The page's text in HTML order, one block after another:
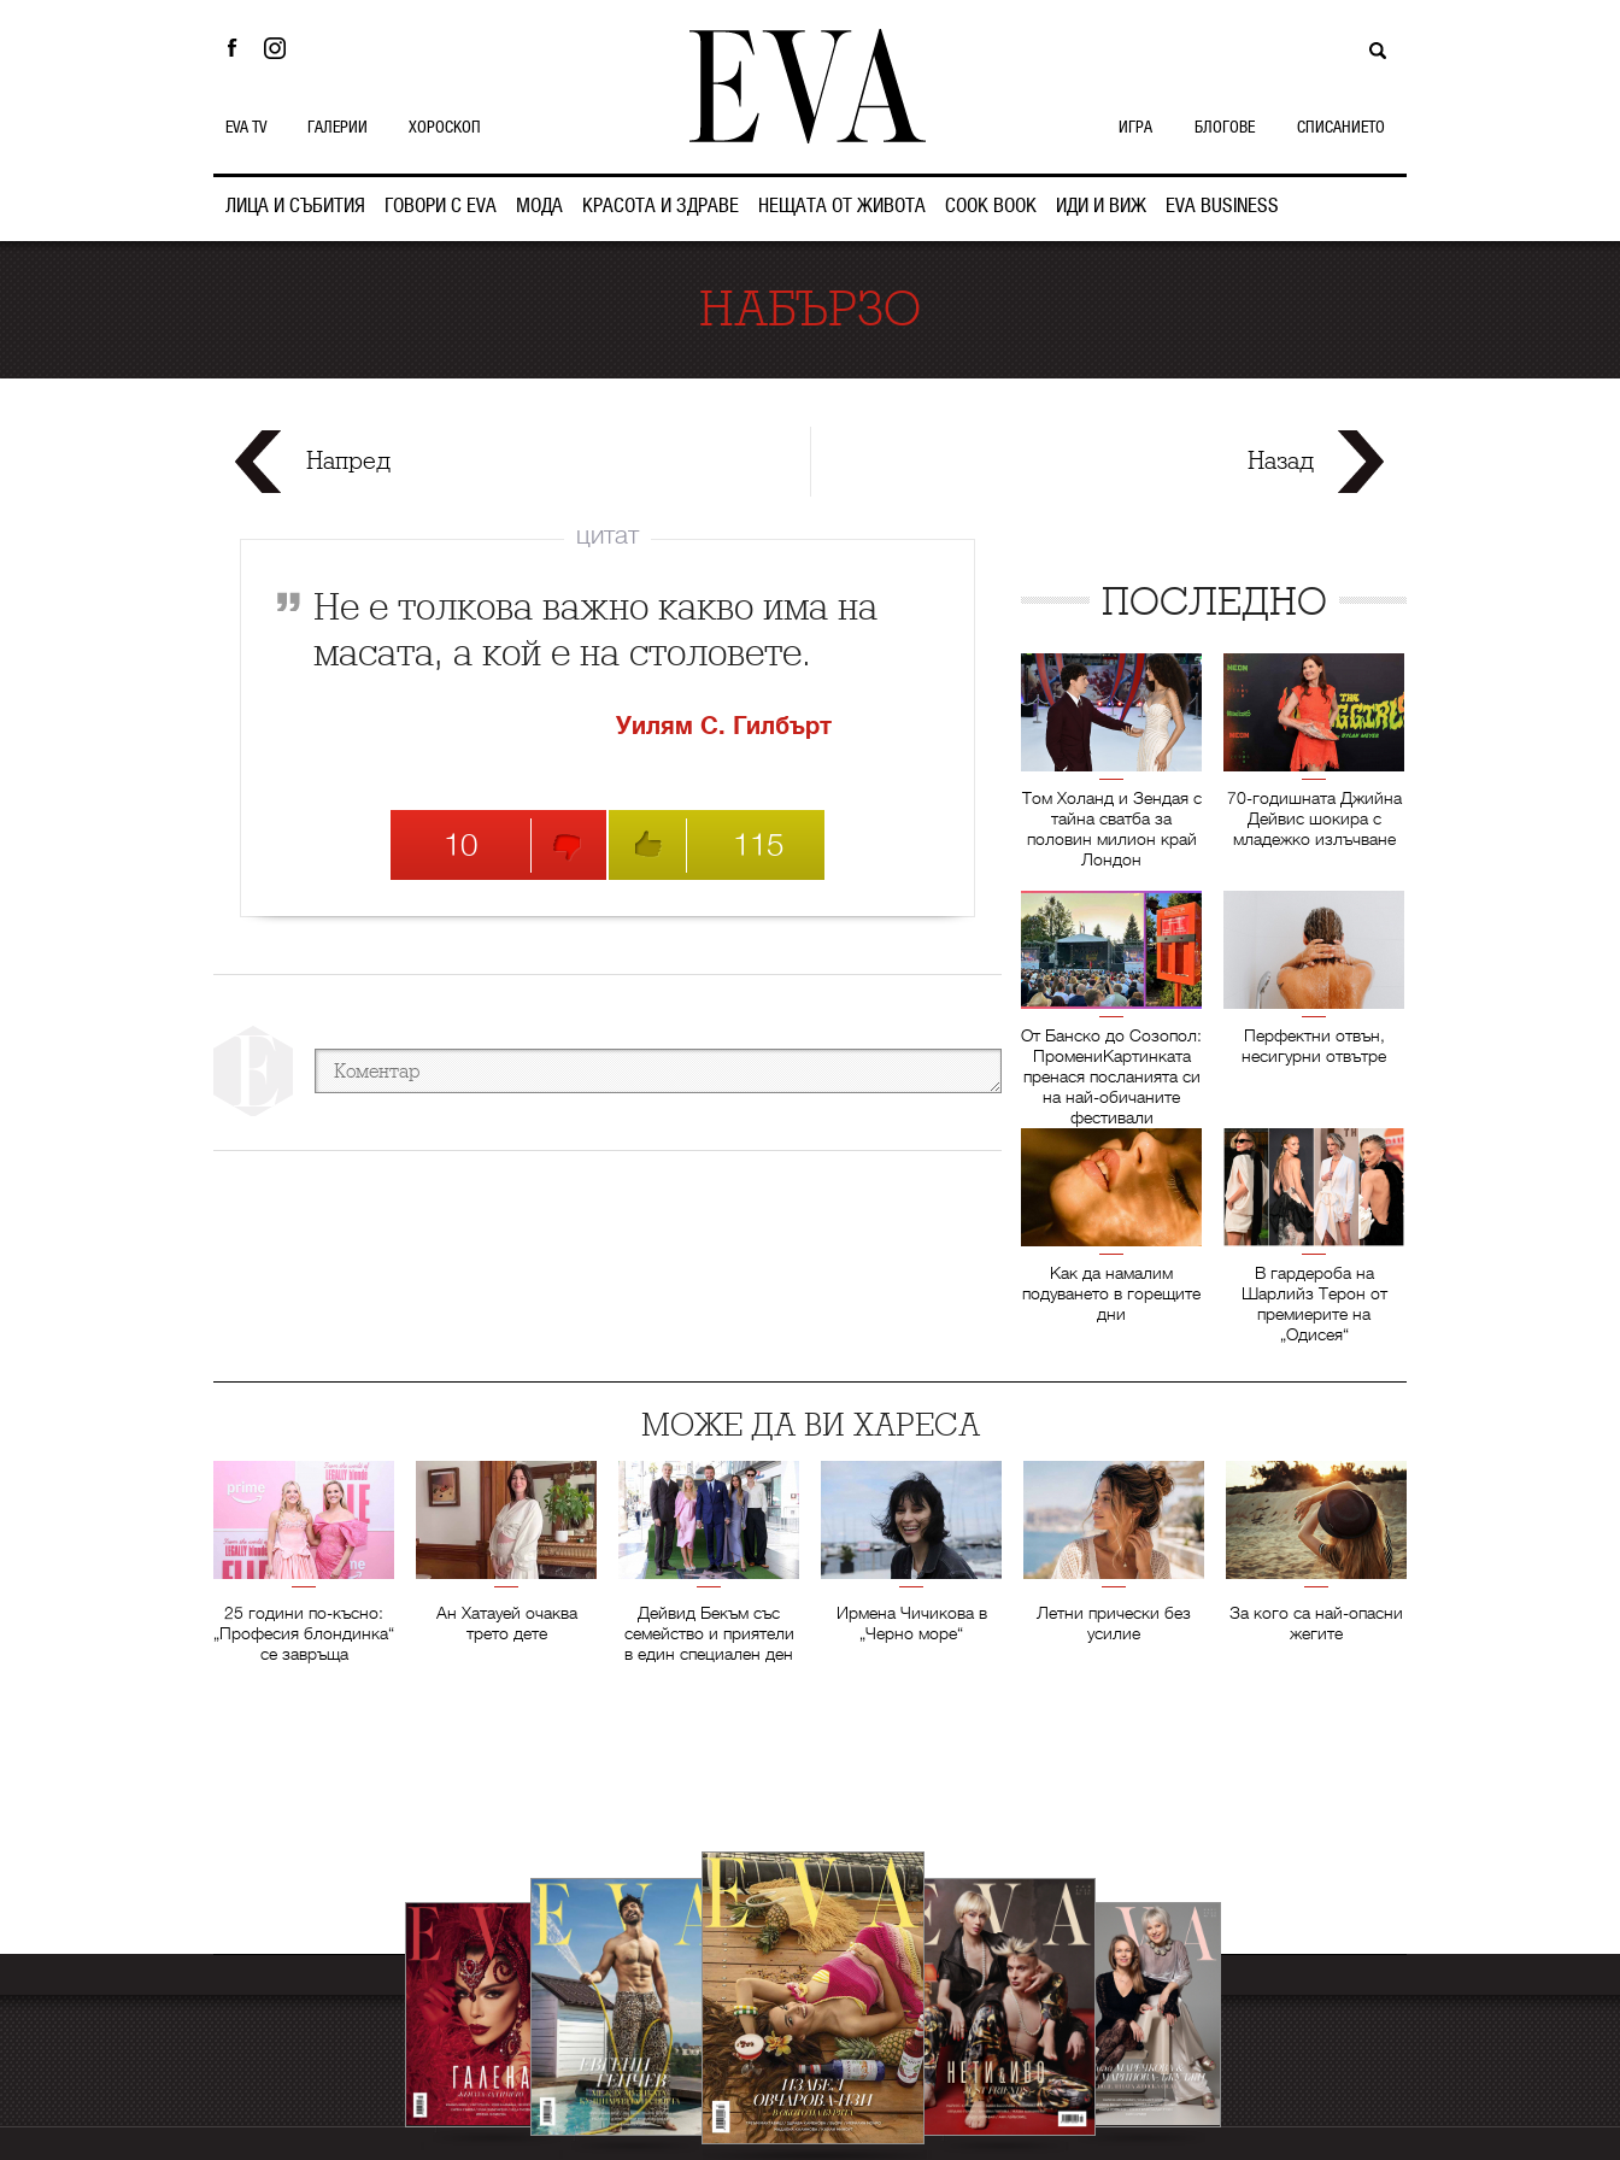
ЛИЦА И СЪБИТИЯ ГОВОРИ С EVA МОДА КРАСОТА И ЗДРАВЕ НЕЩАТА ОТ ЖИВОТА COOK BOOK ИДИ И ВИЖ EVA BUSINESS
EVA TV ГАЛЕРИИ ХОРОСКОП ИГРА БЛОГОВЕ СПИСАНИЕТО
НАБЪРЗО
Напред Назад
цитат
Не е толкова важно какво има на
масата, а кой е на столовете.
Уилям С. Гилбърт
10 115
ПОСЛЕДНО
Том Холанд и Зендая с
тайна сватба за
половин милион край
Лондон
70-годишната Джийна
Дейвис шокира с
младежко излъчване
От Банско до Созопол:
ПромениКартинката
пренася посланията си
на най-обичаните
фестивали
Перфектни отвън,
несигурни отвътре
Как да намалим
подуването в горещите
дни
В гардероба на
Шарлийз Терон от
премиерите на
„Одисея“
МОЖЕ ДА ВИ ХАРЕСА
25 години по-късно:
„Професия блондинка“
се завръща
Ан Хатауей очаква
трето дете
Дейвид Бекъм със
семейство и приятели
в един специален ден
Ирмена Чичикова в
„Черно море“
Летни прически без
усилие
За кого са най-опасни
жегите